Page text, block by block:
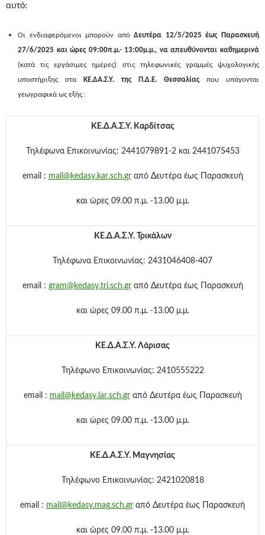
αυτό:
Οι ενδιαφερόμενοι μπορούν απόΔευτέρα 12/5/2025 έως Παρασκευή
27/6/2025 και ώρες 09:00π.μ.- 13:00μ.μ., να απευθύνονται καθημερινά
(κατά τις εργάσιμες ημέρες) στις τηλεφωνικές γραμμές ψυχολογικής
υποστήριξης στα
ΚΕ.ΔΑ.Σ.Υ. της Π.Δ.Ε. Θεσσαλίας που υπάγονται
γεωγραφικά ως εξής :
ΚΕ.Δ.Α.Σ.Υ. Καρδίτσας
Τηλέφωνα Επικοινωνίας: 2441079891-2 και 2441075453
email : mail @ kedasy.kar.sch.grαπό Δευτέρα έως Παρασκευή
και ώρες 09.00 π.μ. -13.00 μ.μ.
ΚΕ.Δ.Α.Σ.Υ. Τρικάλων
Τηλέφωνα Επικοινωνίας: 2431046408-407
email : gram@ kedasy.tri.sch.grαπό Δευτέρα έως Παρασκευή
και ώρες 09.00 π.μ. -13.00 μ.μ.
ΚΕ.Δ.Α.Σ.Υ. Λάρισας
Τηλέφωνο Επικοινωνίας: 2410555222
email : mail @ kedasy.lar.sch.grαπό Δευτέρα έως Παρασκευή
και ώρες 09.00 π.μ. -13.00 μ.μ.
ΚΕ.Δ.Α.Σ.Υ. Μαγνησίας
Τηλέφωνο Επικοινωνίας: 2421020818
email : mail @ kedasy.mag.sch.gr από Δευτέρα έως Παρασκευή
και ώρες 09.00 π.μ. -13.00 μ.μ.